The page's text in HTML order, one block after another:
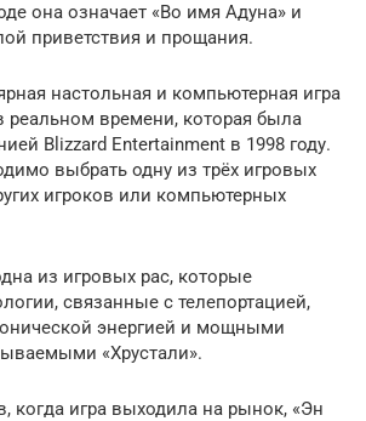
она означает «Во имя Адуна» и
приветствия и прощания.
настольная и компьютерная игра
реальном времени, которая была
Blizzard Entertainment в 1998 году.
выбрать одну из трёх игровых
игроков или компьютерных
из игровых рас, которые
связанные с телепортацией,
энергией и мощными
«Хрустали».
когда игра выходила на рынок, «Эн